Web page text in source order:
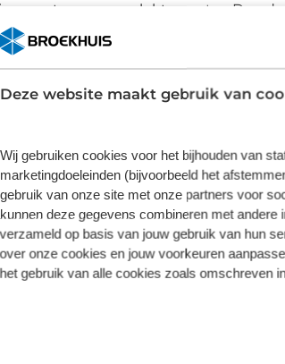
Deze website maakt gebruik van
Wij gebruiken cookies voor het bijhouden van
marketingdoeleinden (bijvoorbeeld het
gebruik van onze site met onze partners voor
kunnen deze gegevens combineren met
verzameld op basis van jouw gebruik van hun
over onze cookies en jouw voorkeuren
het gebruik van alle cookies zoals omschreven
en een elektromotor.
zeer complete uitrusting van deze
handrem en LED-achterlichten. Met
zonder uw ogen van de weg
van de parkeersensoren.
aan met de cruise control. In de
het voorjaar en najaar voorkomt het
uw trouwe partner onderweg, want hij
gaten. Volautomatische
situaties te behoeden. In het
verkeersborden zien.
waar bij de bestuurder. Het systeem
hebben ons best gedaan om de
maar er gaat toch niets boven een
We vinden
rekenen en
verwachten.